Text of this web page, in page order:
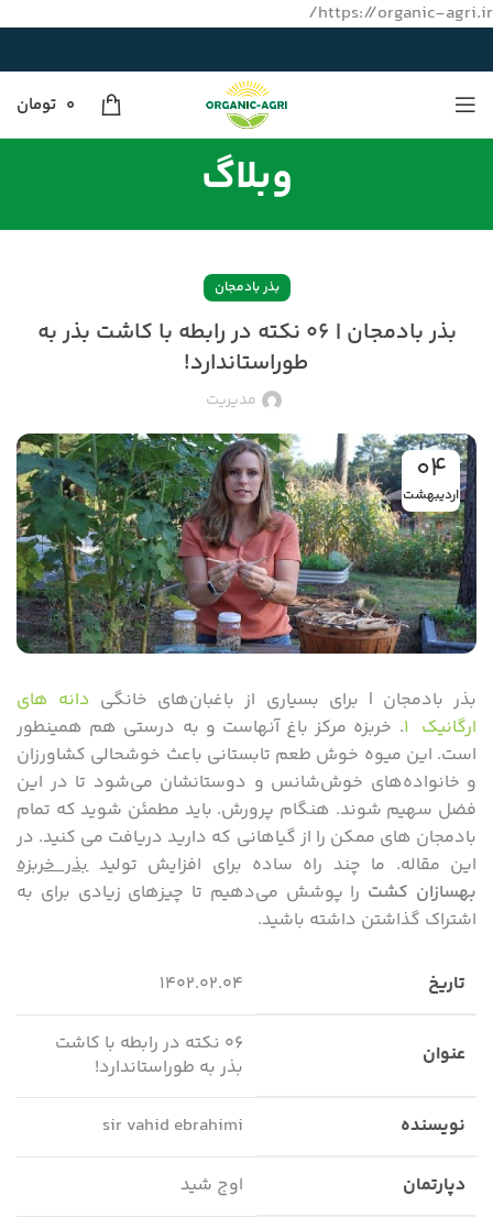
https://organic-agri.ir/
0 تومان
وبلاگ
بذر بادمجان
بذر بادمجان | ۰۶ نکته در رابطه با کاشت بذر به
طوراستاندارد!
مدیریت
۰۴
اردیبهشت
بذر بادمجان | برای بسیاری از باغبان‌های خانگی دانه های
ارگانیک ۱
. خربزه مرکز باغ آنهاست و به درستی هم همینطور
است. این میوه خوش طعم تابستانی باعث خوشحالی کشاورزان
و خانواده‌های خوش‌شانس و دوستانشان می‌شود تا در این
فضل سهیم شوند. هنگام پرورش. باید مطمئن شوید که تمام
بادمجان های ممکن را از گیاهانی که دارید دریافت می کنید. در
این مقاله. ما چند راه ساده برای افزایش تولیدبذر خربزه
بهسازان کشت را پوشش می‌دهیم تا چیزهای زیادی برای به
اشتراک گذاشتن داشته باشید.
تاریخ ۱۴۰۲.۰۲.۰۴
عنوان
۰۶ نکته در رابطه با کاشت
بذر به طوراستاندارد!
نویسنده sir vahid ebrahimi
دپارتمان اوج شید